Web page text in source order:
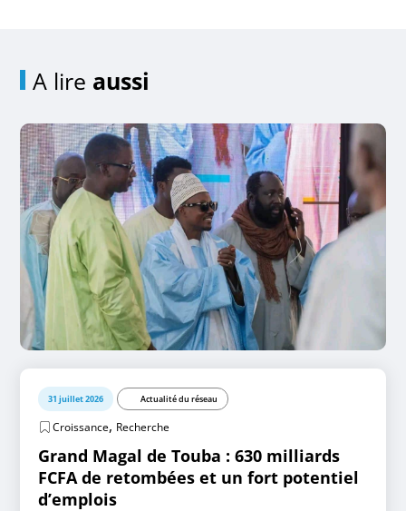
A lire aussi
31 juillet 2026 Actualité du réseau
Croissance, Recherche
Grand Magal de Touba : 630 milliards
FCFA de retombées et un fort potentiel
d’emplois